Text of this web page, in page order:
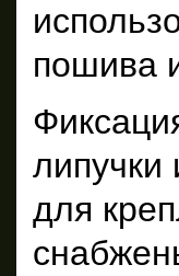
пошива
для